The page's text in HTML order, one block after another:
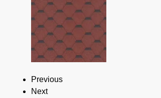
Previous
Next